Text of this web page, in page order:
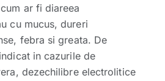
ar fi diareea
cu mucus, dureri
febra si greata. De
in cazurile de
dezechilibre electrolitice